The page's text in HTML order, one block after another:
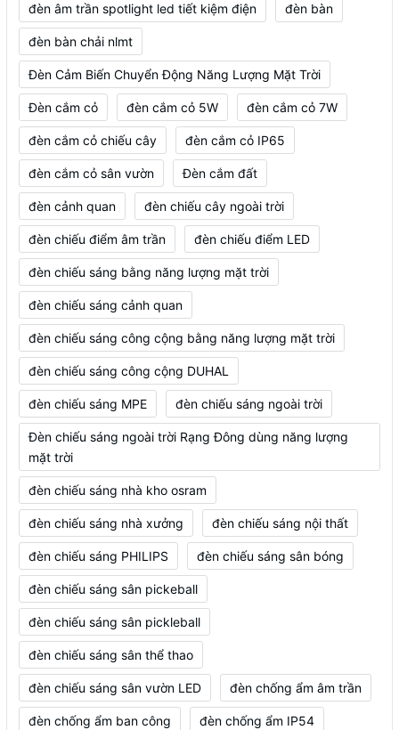
đèn âm trần spotlight led tiết kiệm điện đèn bàn
đèn bàn chải nlmt
Đèn Cảm Biến Chuyển Động Năng Lượng Mặt Trời
Đèn cắm cỏ đèn cắm cỏ 5W đèn cắm cỏ 7W
đèn cắm cỏ chiếu cây đèn cắm cỏ IP65
đèn cắm cỏ sân vườn Đèn cắm đất
đèn cảnh quan đèn chiếu cây ngoài trời
đèn chiếu điểm âm trần đèn chiếu điểm LED
đèn chiếu sáng bằng năng lượng mặt trời
đèn chiếu sáng cảnh quan
đèn chiếu sáng công cộng bằng năng lượng mặt trời
đèn chiếu sáng công cộng DUHAL
đèn chiếu sáng MPE đèn chiếu sáng ngoài trời
Đèn chiếu sáng ngoài trời Rạng Đông dùng năng lượng
mặt trời
đèn chiếu sáng nhà kho osram
đèn chiếu sáng nhà xưởng đèn chiếu sáng nội thất
đèn chiếu sáng PHILIPS đèn chiếu sáng sân bóng
đèn chiếu sáng sân pickeball
đèn chiếu sáng sân pickleball
đèn chiếu sáng sân thể thao
đèn chiếu sáng sân vườn LED đèn chống ẩm âm trần
đèn chống ẩm ban công đèn chống ẩm IP54